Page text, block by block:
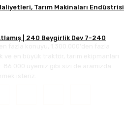
Tarım Makinaları
| 240 Beygirlik Dev 7-240